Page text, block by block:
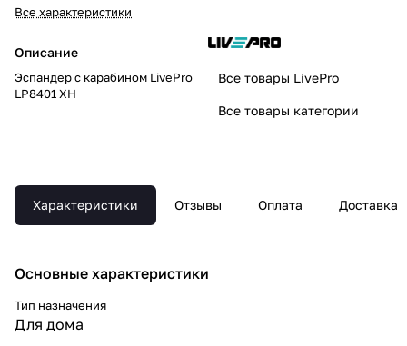
Все характеристики
Описание
Эспандер с карабином LivePro
LP8401 XH
Все товары LivePro
Все товары категории
Характеристики Отзывы Оплата Доставка
Основные xарактеристики
Тип назначения
Для дома